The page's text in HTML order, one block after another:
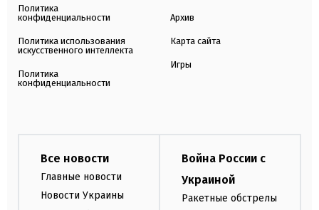
Политика
конфиденциальности
Политика использования
искусственного интеллекта
Политика
конфиденциальности
Архив
Карта сайта
Игры
Все новости
Главные новости
Новости Украины
Война России с
Украиной
Ракетные обстрелы